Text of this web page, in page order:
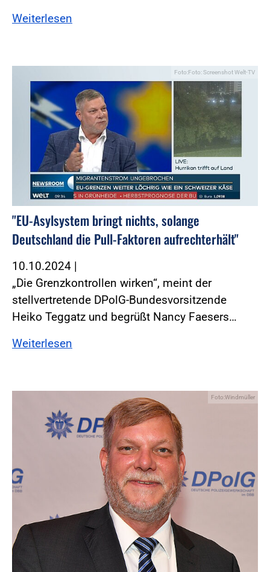
Weiterlesen
Foto:Foto: Screenshot Welt-TV
"EU-Asylsystem bringt nichts, solange
Deutschland die Pull-Faktoren aufrechterhält"
10.10.2024 |
„Die Grenzkontrollen wirken“, meint der
stellvertretende DPolG-Bundesvorsitzende
Heiko Teggatz und begrüßt Nancy Faesers…
Weiterlesen
Foto:Windmüller